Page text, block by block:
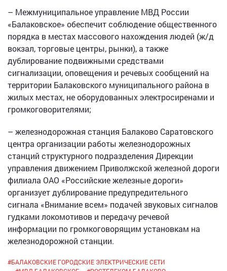
– Межмуниципальное управление МВД России
«Балаковское» обеспечит соблюдение общественного
порядка в местах массового нахождения людей (ж/д
вокзал, торговые центры, рынки), а также
дублирование подвижными средствами
сигнализации, оповещения и речевых сообщений на
территории Балаковского муниципального района в
жилых местах, не оборудованных электросиренами и
громкоговорителями;
– железнодорожная станция Балаково Саратовского
центра организации работы железнодорожных
станций структурного подразделения Дирекции
управления движением Приволжской железной дороги
филиала ОАО «Российские железные дороги»
организует дублирование предупредительного
сигнала «Внимание всем» подачей звуковых сигналов
гудками локомотивов и передачу речевой
информации по громкоговорящим установкам на
железнодорожной станции.
#БАЛАКОВСКИЕ ГОРОДСКИЕ ЭЛЕКТРИЧЕСКИЕ СЕТИ